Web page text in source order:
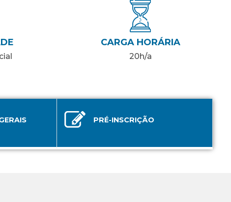
CARGA HORÁRIA
20h/a
PRÉ-INSCRIÇÃO